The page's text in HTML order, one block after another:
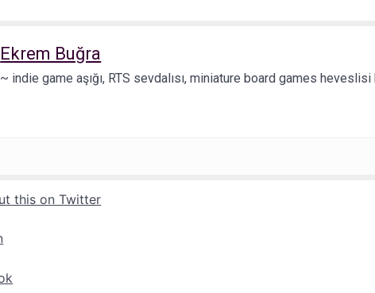
Ekrem Buğra
~ indie game aşığı, RTS sevdalısı, miniature board games